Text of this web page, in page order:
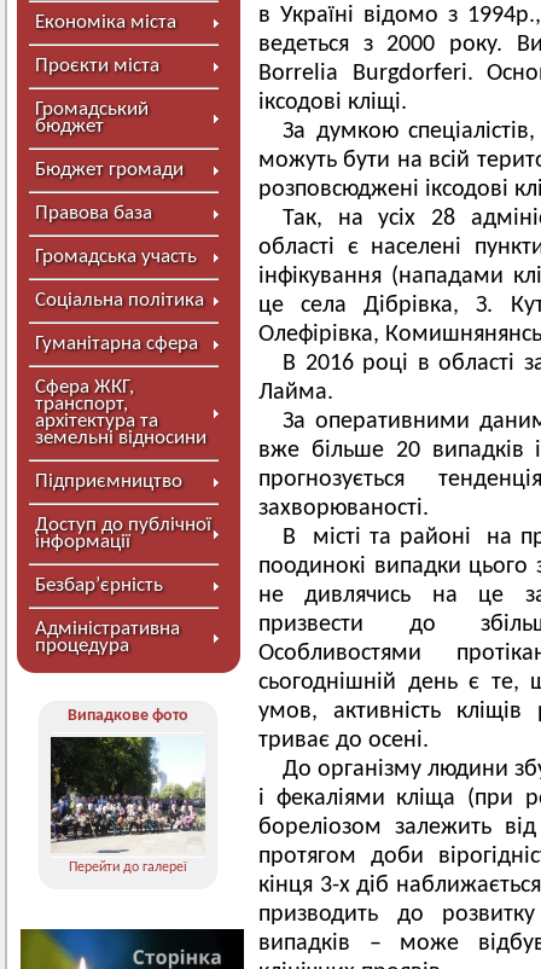
Економіка міста
Проєкти міста
Громадський
бюджет
Бюджет громади
Правова база
Громадська участь
Соціальна політика
Гуманітарна сфера
Сфера ЖКГ,
транспорт,
архітектура та
земельні відносини
Підприємництво
Доступ до публічної
інформації
Безбар’єрність
Адміністративна
процедура
Випадкове фото
Перейти до галереї
в Україні відомо з
ведеться з 2000 року.
Borrelia Burgdorferi.
іксодові кліщі.
За думкою
можуть бути на всій
розповсюджені іксодові
Так, на усіх 28
області є населені
інфікування (нападами
це села Дібрівка, З.
Олефірівка,
В 2016 році в області
Лайма.
За оперативними
вже більше 20 випадків
прогнозується
захворюваності.
В місті та районі на
поодинокі випадки
не дивлячись на це
призвести до
Особливостями
сьогоднішній день є те,
умов, активність
триває до осені.
До організму людини
і фекаліями кліща (при
бореліозом залежить
протягом доби
кінця 3-х діб
призводить до
випадків – може